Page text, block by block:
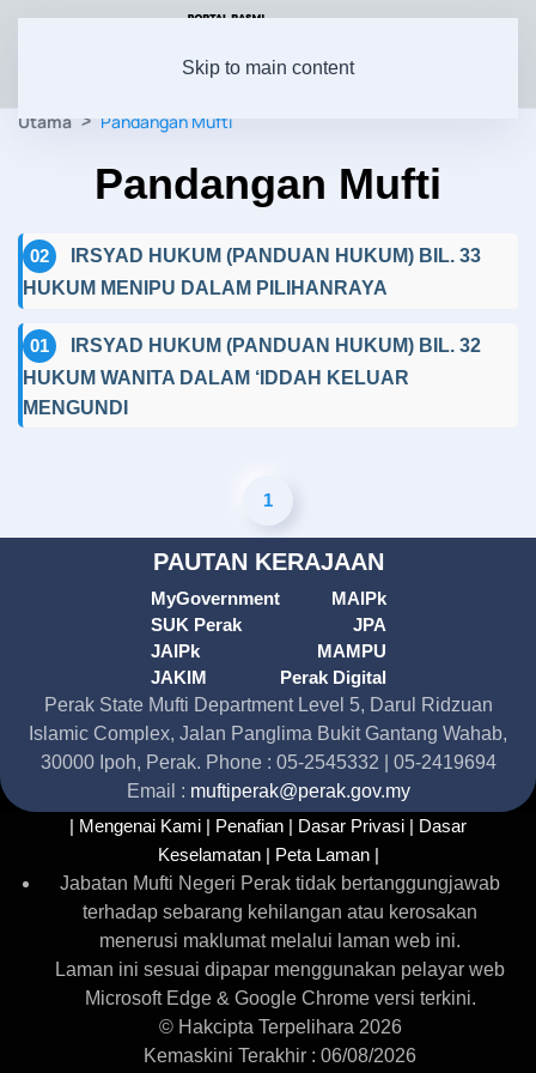
Skip to main content
Utama Pandangan Mufti
Pandangan Mufti
02
IRSYAD HUKUM (PANDUAN HUKUM) BIL. 33
HUKUM MENIPU DALAM PILIHANRAYA
01
IRSYAD HUKUM (PANDUAN HUKUM) BIL. 32
HUKUM WANITA DALAM ‘IDDAH KELUAR
MENGUNDI
1
PAUTAN KERAJAAN
MyGovernment
SUK Perak
JAIPk
JAKIM
MAIPk
JPA
MAMPU
Perak Digital
Perak State Mufti Department Level 5, Darul Ridzuan
Islamic Complex, Jalan Panglima Bukit Gantang Wahab,
30000 Ipoh, Perak. Phone : 05-2545332 | 05-2419694
Email : muftiperak@perak.gov.my
| Mengenai Kami | Penafian | Dasar Privasi | Dasar
Keselamatan | Peta Laman |
Jabatan Mufti Negeri Perak tidak bertanggungjawab
terhadap sebarang kehilangan atau kerosakan
menerusi maklumat melalui laman web ini.
Laman ini sesuai dipapar menggunakan pelayar web
Microsoft Edge & Google Chrome versi terkini.
© Hakcipta Terpelihara 2026
Kemaskini Terakhir : 06/08/2026